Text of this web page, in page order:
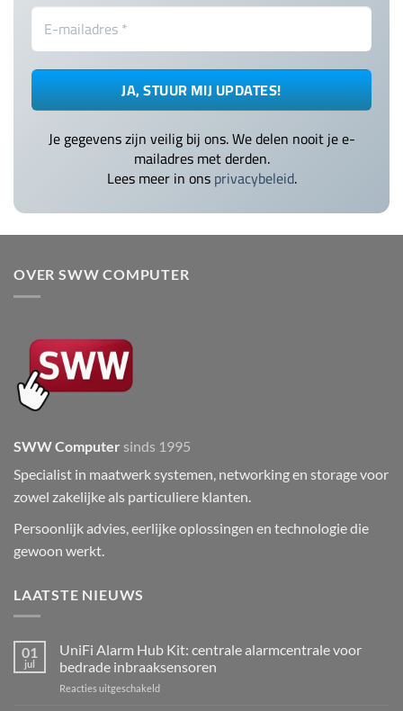
Je gegevens zijn veilig bij ons. We delen nooit je e-
mailadres met derden.
Lees meer in onsprivacybeleid.
OVER SWW COMPUTER
SWW Computer sinds 1995
Specialist in maatwerk systemen, networking en storage voor
zowel zakelijke als particuliere klanten.
Persoonlijk advies, eerlijke oplossingen en technologie die
gewoon werkt.
LAATSTE NIEUWS
01
jul
UniFi Alarm Hub Kit: centrale alarmcentrale voor
bedrade inbraaksensoren
Reacties uitgeschakeldvoor